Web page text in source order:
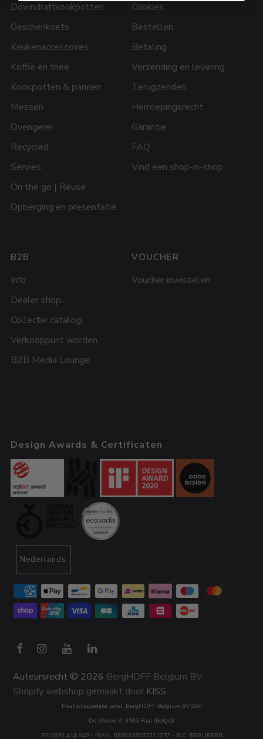
Downdraftkookpotten
Geschenksets
Keukenaccessoires
Koffie en thee
Kookpotten & pannen
Messen
Ovengerei
Recycled
Servies
On the go | Reuse
Opberging en presentatie
Cookies
Bestellen
Betaling
Verzending en levering
Terugzenden
Herroepingsrecht
Garantie
FAQ
Vind een shop-in-shop
B2B
Info
Dealer shop
Collectie catalogi
Verkooppunt worden
B2B Media Lounge
VOUCHER
Voucher inwisselen
Auteursrecht © 2026 BergHOFF Belgium BV
Shopify webshop gemaakt door KISS.
Design Awards & Certificaten
Nederlands
Maatschappelijke zetel: BergHOFF Belgium BV(BA)
De Weven 3, 3583 Paal (België)
BE 0870.414.949 - IBAN: BE09335057211757 - BIC: BBRUBEBB